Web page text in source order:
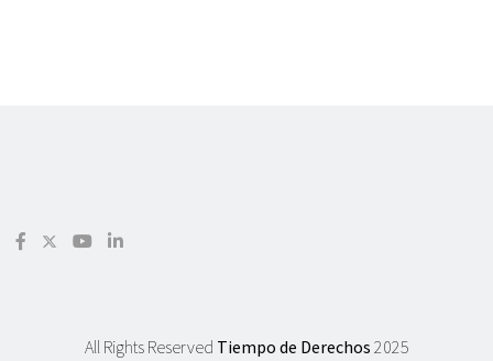
All Rights Reserved Tiempo de Derechos 2025